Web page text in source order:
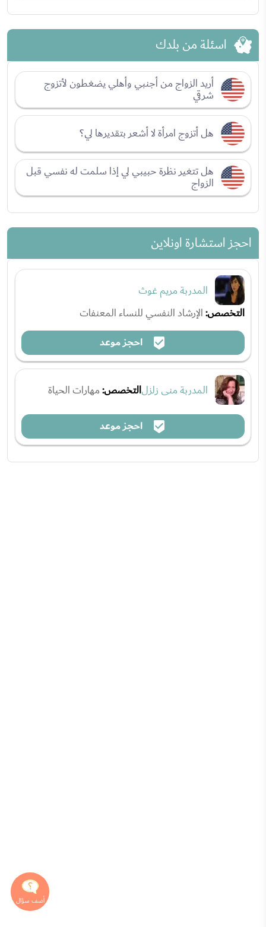
اسئلة من بلدك
أريد الزواج من أجنبي وأهلي يضغطون لأتزوج
شرقي
هل أتزوج امرأة لا أشعر بتقديرها لي؟
هل تتغير نظرة حبيبي لي إذا سلمت له نفسي قبل
الزواج
احجز استشارة اونلاين
المدربة مريم غوث
التخصص:الإرشاد النفسي للنساء المعنفات
احجز موعد
المدربة منى زلزلالتخصص:مهارات الحياة
احجز موعد